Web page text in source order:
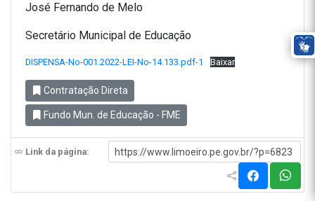
José Fernando de Melo
Secretário Municipal de Educação
DISPENSA-No-001.2022-LEI-No-14.133.pdf-1 Baixar
Contratação Direta
Fundo Mun. de Educação - FME
Link da página: